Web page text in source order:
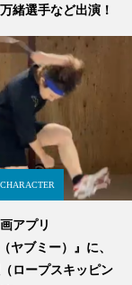
緒選手など出演！
CHARACTER
アプリ
ヤブミー）』に、
ロープスキッピン